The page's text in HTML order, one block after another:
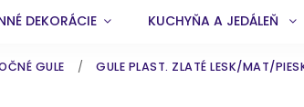
DEKORÁCIE KUCHYŇA A JEDÁLEŇ
GULE / GULE PLAST. ZLATÉ LESK/MAT/